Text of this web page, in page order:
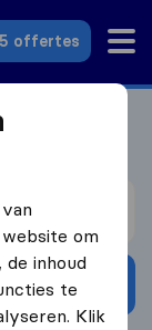
offertes
om
inhoud
te
Klik